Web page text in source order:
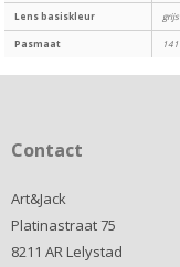
Lens basiskleur grijs
Pasmaat 141
Contact
Art&Jack
Platinastraat 75
8211 AR Lelystad